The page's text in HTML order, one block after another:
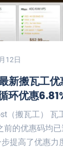
12日
新搬瓦工优
环优惠
（搬瓦工） 瓦
前的优惠码均
提高了优惠力